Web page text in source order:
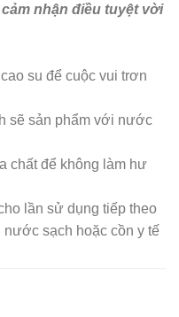
nhận điều tuyệt vời
su để cuộc vui trơn
sẽ sản phẩm với nước
chất để không làm hư
lần sử dụng tiếp theo
sạch hoặc cồn y tế